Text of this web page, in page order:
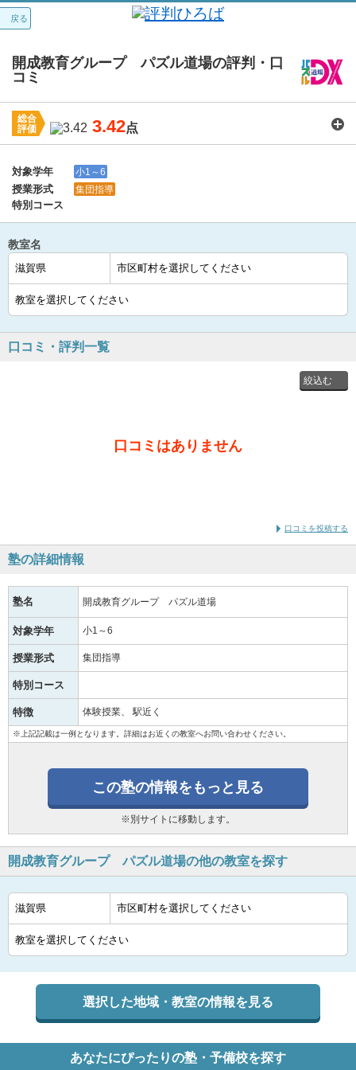
戻る
開成教育グループ パズル道場の評判・口
コミ
総合
評価
3.42点
講師：3.6 カリキュラム：3.6 周りの環境：3.6
対象学年
小1～6
授業形式 集団指導
特別コース
教室名
口コミ・評判一覧
口コミはありません
口コミを投稿する
塾の詳細情報
塾名 開成教育グループ パズル道場
対象学年 小1～6
授業形式 集団指導
特別コース
特徴 体験授業 駅近く
※上記記載は一例となります。詳細はお近くの教室へお問い合わせください。
この塾の情報をもっと見る
※別サイトに移動します。
開成教育グループ パズル道場の他の教室を探す
選択した地域・教室の情報を見る
あなたにぴったりの塾・予備校を探す